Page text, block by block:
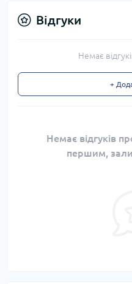
Відгуки
Немає
+
Немає відгуків
першим,